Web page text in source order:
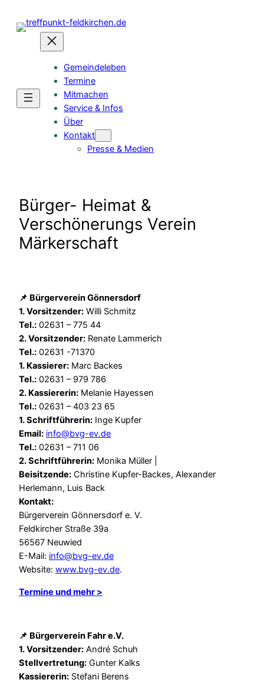
Gemeindeleben
Termine
Mitmachen
Service & Infos
Über
Kontakt
Presse & Medien
Bürger- Heimat &
Verschönerungs Verein
Märkerschaft
📌 Bürgerverein Gönnersdorf
1. Vorsitzender: Willi Schmitz
Tel.: 02631 – 775 44
2. Vorsitzender: Renate Lammerich
Tel.: 02631 -71370
1. Kassierer: Marc Backes
Tel.: 02631 – 979 786
2. Kassiererin: Melanie Hayessen
Tel.: 02631 – 403 23 65
1. Schriftführerin: Inge Kupfer
Email: info@bvg-ev.de
Tel.: 02631 – 711 06
2. Schriftführerin: Monika Müller |
Beisitzende: Christine Kupfer-Backes, Alexander
Herlemann, Luis Back
Kontakt:
Bürgerverein Gönnersdorf e. V.
Feldkircher Straße 39a
56567 Neuwied
E-Mail: info@bvg-ev.de
Website: www.bvg-ev.de.
Termine und mehr >
📌 Bürgerverein Fahr e.V.
1. Vorsitzender: André Schuh
Stellvertretung: Gunter Kalks
Kassiererin: Stefani Berens